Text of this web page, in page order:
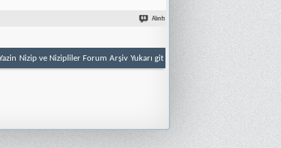
Alıntı
Nizip ve Nizipliler Forum Arşiv Yukarı git